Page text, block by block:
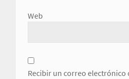
Web
Recibir un correo electrónico